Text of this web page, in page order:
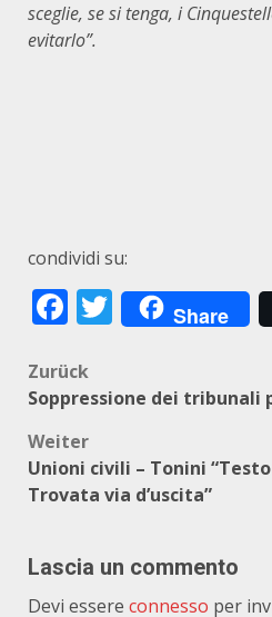
sceglie, se si tenga, i
evitarlo”.
condividi su:
Facebook
Twitter
Share
Zurück
Soppressione dei tribunali
Weiter
Unioni civili – Tonini
Trovata via d’uscita”
Lascia un commento
Devi essere connesso per